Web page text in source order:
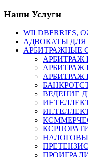
Наши Услуги
WILDBERRIES,
АДВОКАТЫ ДЛЯ
АРБИТРАЖНЫЕ
АРБИТРАЖ
АРБИТРАЖ
ВЕДЕНИЕ